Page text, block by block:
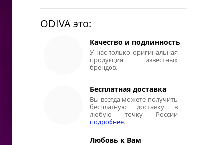
ODIVA это:
Качество и подлинность
У нас только оригинальная
продукция известных
брендов.
Бесплатная доставка
Вы всегда можете получить
бесплатную доставку в
любую точку России
подробнее.
Любовь к Вам